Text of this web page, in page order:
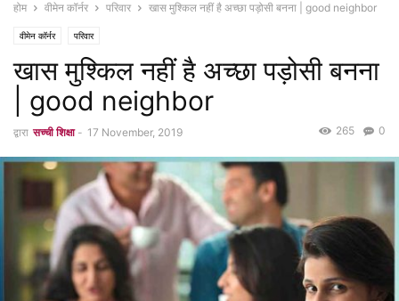
होम वीमेन कॉर्नर परिवार खास मुश्किल नहीं है अच्छा पड़ोसी बनना | good neighbor
वीमेन कॉर्नर परिवार
खास मुश्किल नहीं है अच्छा पड़ोसी बनना
| good neighbor
द्वारा सच्ची शिक्षा - 17 November, 2019 0
265